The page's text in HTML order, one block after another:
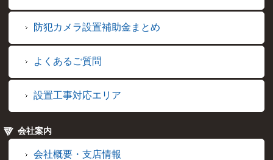
防犯カメラ設置補助金まとめ
よくあるご質問
設置工事対応エリア
会社案内
会社概要・支店情報